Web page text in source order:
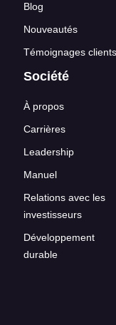
Blog
Nouveautés
Témoignages clients
Société
À propos
Carrières
Leadership
Manuel
Relations avec les
investisseurs
Développement
durable